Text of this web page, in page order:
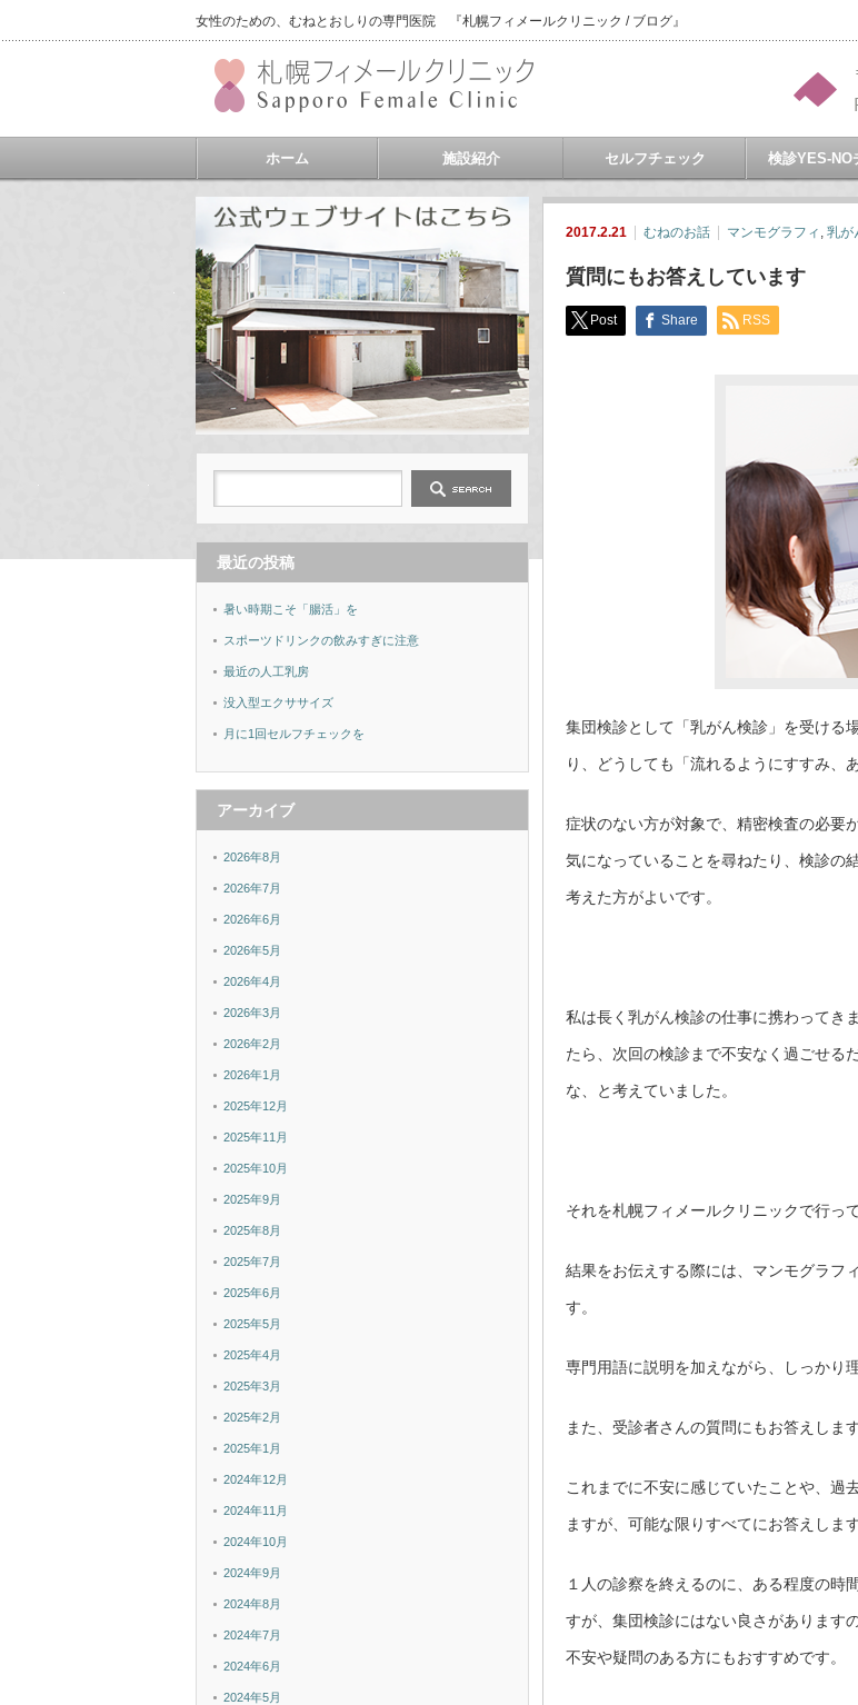
女性のための、むねとおしりの専門医院 『札幌フィメールクリニック / ブログ』
ホーム 施設紹介 セルフチェック 検診YES-NO
2017.2.21 むねのお話 マンモグラフィ , 乳が
質問にもお答えしています
Post Share RSS
集団検診として「乳がん検診」を受ける
り、どうしても「流れるようにすすみ、
症状のない方が対象で、精密検査の必要
気になっていることを尋ねたり、検診の
考えた方がよいです。
私は長く乳がん検診の仕事に携わってき
たら、次回の検診まで不安なく過ごせる
な、と考えていました。
それを札幌フィメールクリニックで行っ
結果をお伝えする際には、マンモグラフ
す。
専門用語に説明を加えながら、しっかり
また、受診者さんの質問にもお答えします
これまでに不安に感じていたことや、過
ますが、可能な限りすべてにお答えします
１人の診察を終えるのに、ある程度の時
すが、集団検診にはない良さがあります
不安や疑問のある方にもおすすめです。
最近の投稿
暑い時期こそ「腸活」を
スポーツドリンクの飲みすぎに注意
最近の人工乳房
没入型エクササイズ
月に1回セルフチェックを
アーカイブ
2026年8月
2026年7月
2026年6月
2026年5月
2026年4月
2026年3月
2026年2月
2026年1月
2025年12月
2025年11月
2025年10月
2025年9月
2025年8月
2025年7月
2025年6月
2025年5月
2025年4月
2025年3月
2025年2月
2025年1月
2024年12月
2024年11月
2024年10月
2024年9月
2024年8月
2024年7月
2024年6月
2024年5月